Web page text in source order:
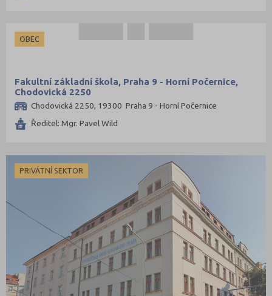
OBEC
Fakultní základní škola, Praha 9 - Horní Počernice,
Chodovická 2250
Chodovická 2250, 19300 Praha 9 - Horní Počernice
Ředitel: Mgr. Pavel Wild
PRIVÁTNÍ SEKTOR